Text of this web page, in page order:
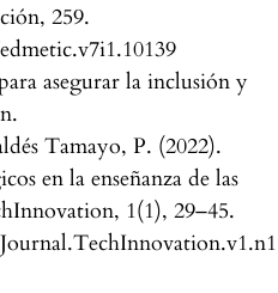
259.
asegurar la inclusión y
Tamayo, P. (2022).
en la enseñanza de las
1(1), 29–45.